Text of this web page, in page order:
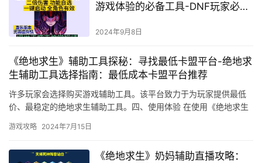
游戏体验的必备工具-DNF玩家必
戏流程
2024年9月8日
《绝地求生》辅助工具探秘：寻找最低卡盟平台-绝地求
生辅助工具选择指南：最低成本卡盟平台推荐
许多玩家会选择购买游戏辅助工具。该平台致力于为玩家提供最低
价、最稳定的绝地求生辅助工具。四、使用体验 在使用《绝地求生
游戏攻略 2024年7月15日
《绝地求生》奶妈辅助直播攻略：